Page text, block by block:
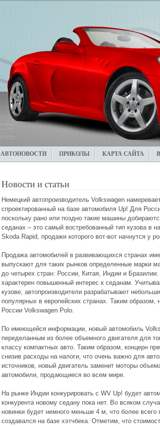
АВТОНОВОСТИ ПРИКОЛЫ КАРТА САЙТА
Новости и статьи
Немецкий автопроизводитель Volkswagen
спроектированный на базе автомобиля Up! Для
поскольку рано или поздно такие машины
седанах – это самый востребованный тип кузова в
Skoda Rapid, продажи которого вот-вот начнутся у
Продажа автомобилей в развивающихся странах
выпускают для таких рынков определенные марки
до четырех стран: России, Китая, Индии и
характерен повышенный интерес к седанам.
кузове, автопроизводители разрабатывают
популярных в европейских странах. Таким
России Volkswagen Polo.
По имеющейся информации, новый автомобиль
переделанным из более объемного двигателя для
классу компактных авто. Таким образом, концерн
снизив расходы на налоги, что очень важно для
источников, новый двигатель заменит моторы
автомобили, продающиеся во всем мире.
На рынке Индии конкурировать с WV Up! будет
конкурента новому седану пока нет. Во всяком
новинки будет немного меньше 4 м, что более
создавался на базе хэтчбека. Отметим, что